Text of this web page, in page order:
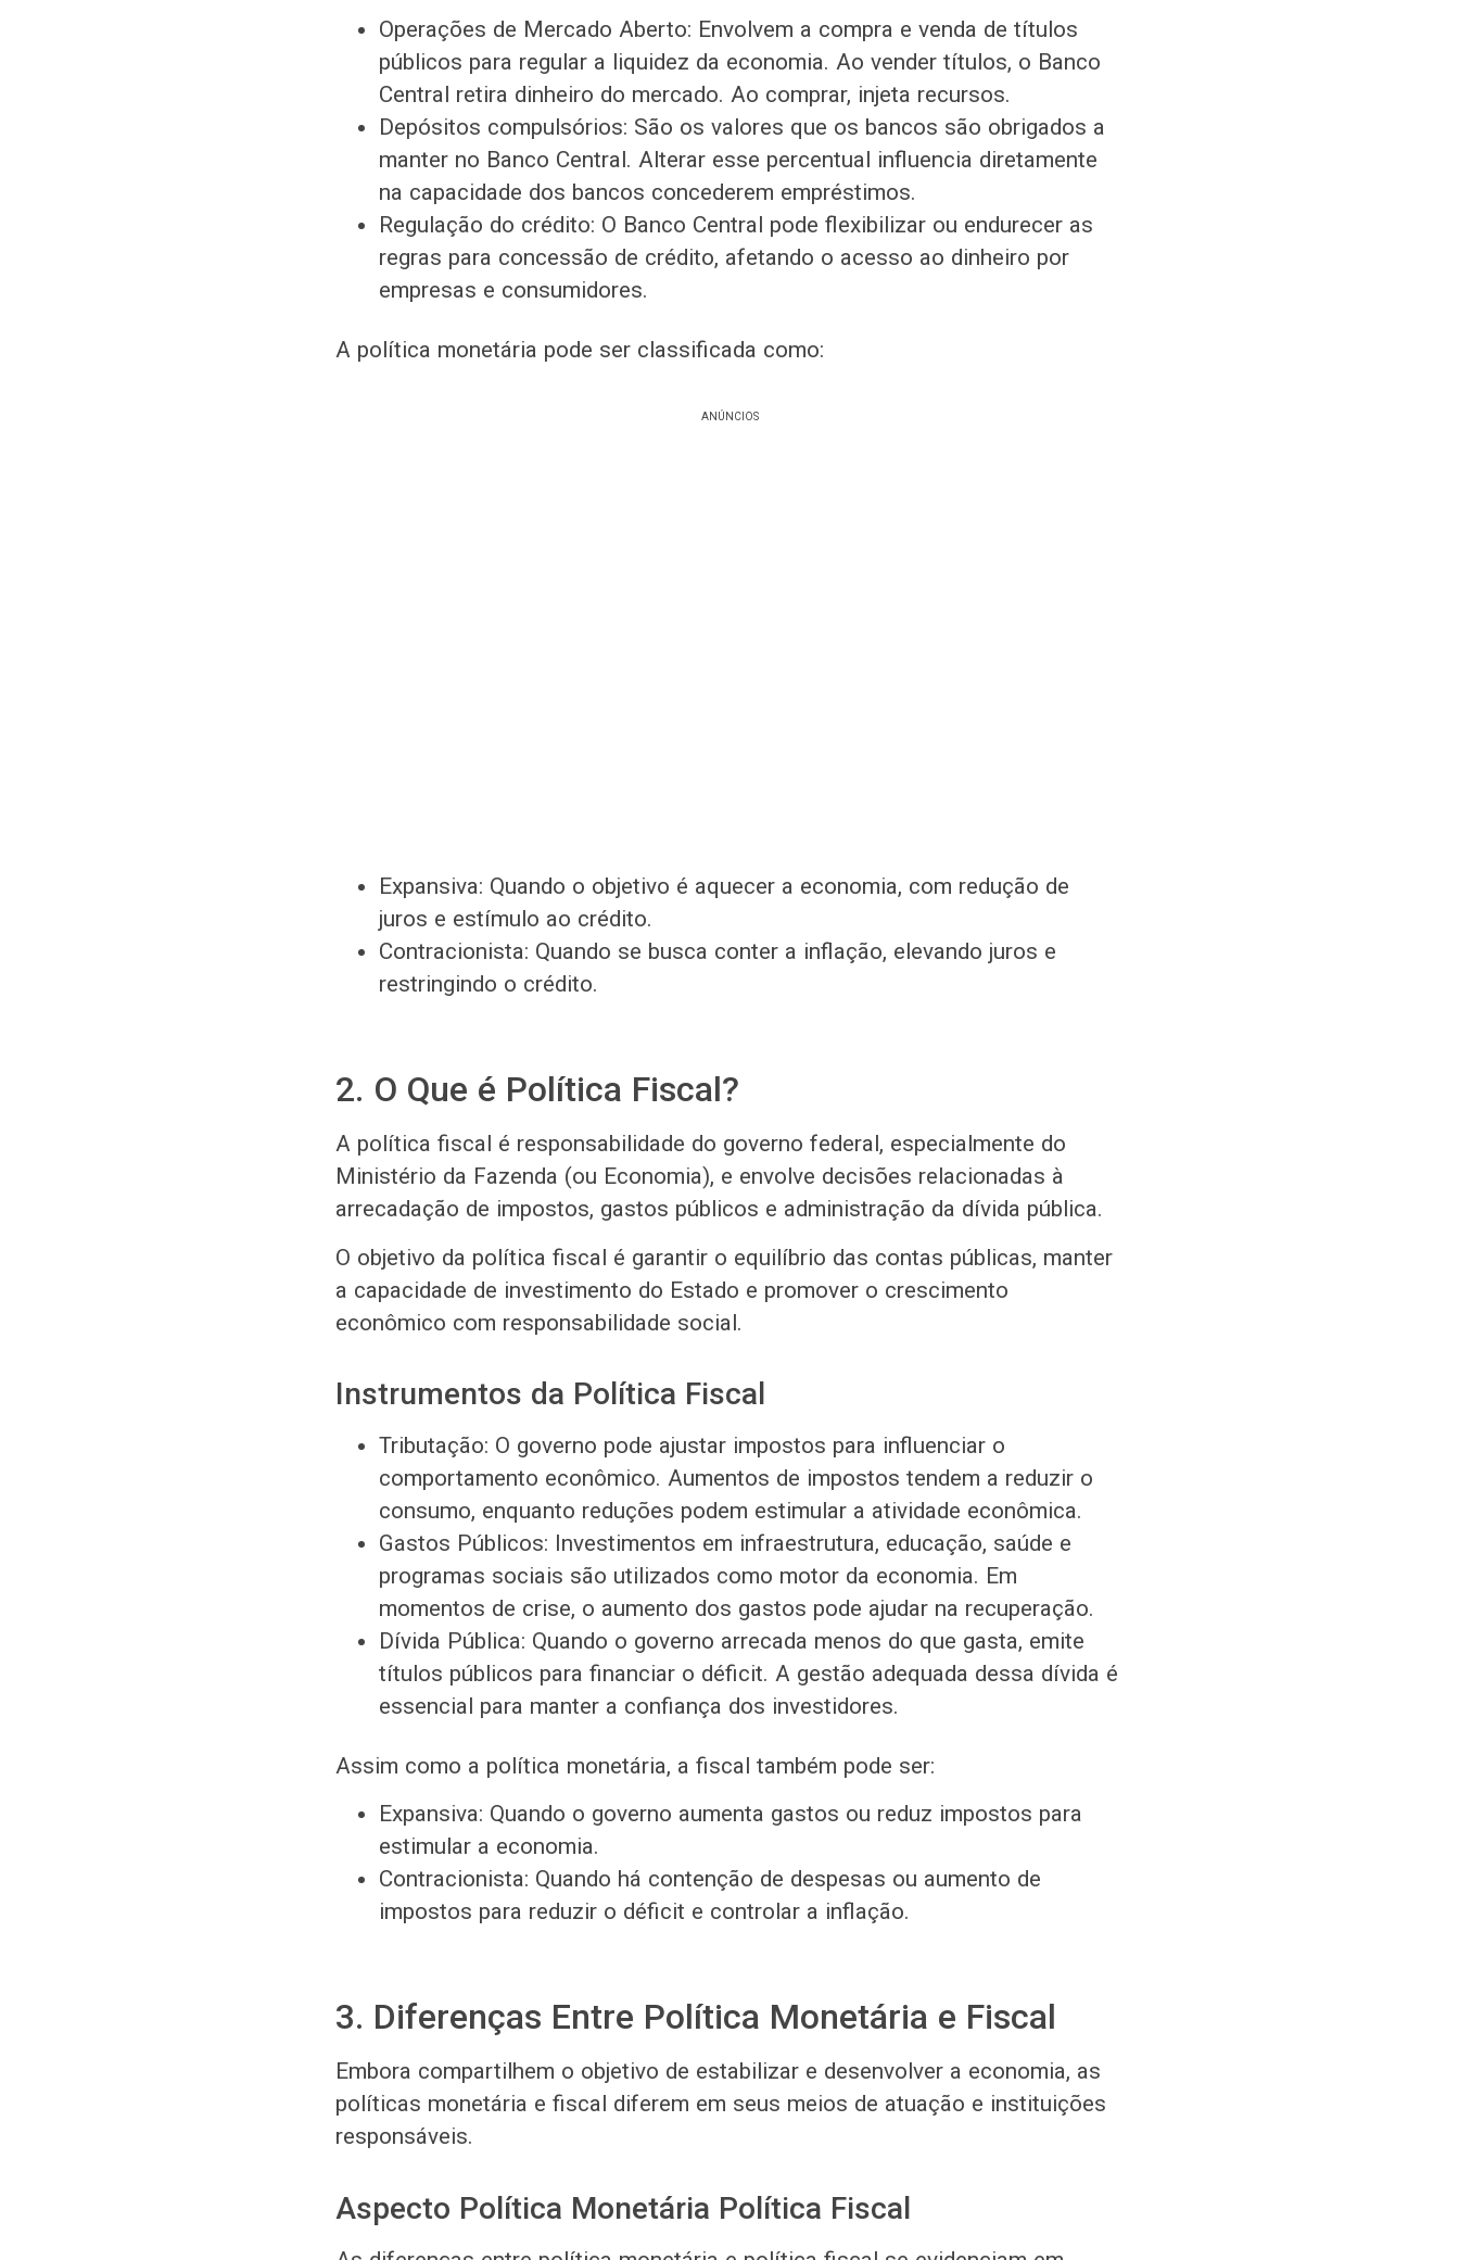
Operações de Mercado Aberto: Envolvem a compra e venda de títulos
públicos para regular a liquidez da economia. Ao vender títulos, o Banco
Central retira dinheiro do mercado. Ao comprar, injeta recursos.
Depósitos compulsórios: São os valores que os bancos são obrigados a
manter no Banco Central. Alterar esse percentual influencia diretamente
na capacidade dos bancos concederem empréstimos.
Regulação do crédito: O Banco Central pode flexibilizar ou endurecer as
regras para concessão de crédito, afetando o acesso ao dinheiro por
empresas e consumidores.
A política monetária pode ser classificada como:
ANÚNCIOS
Expansiva: Quando o objetivo é aquecer a economia, com redução de
juros e estímulo ao crédito.
Contracionista: Quando se busca conter a inflação, elevando juros e
restringindo o crédito.
2. O Que é Política Fiscal?
A política fiscal é responsabilidade do governo federal, especialmente do
Ministério da Fazenda (ou Economia), e envolve decisões relacionadas à
arrecadação de impostos, gastos públicos e administração da dívida pública.
O objetivo da política fiscal é garantir o equilíbrio das contas públicas, manter
a capacidade de investimento do Estado e promover o crescimento
econômico com responsabilidade social.
Instrumentos da Política Fiscal
Tributação: O governo pode ajustar impostos para influenciar o
comportamento econômico. Aumentos de impostos tendem a reduzir o
consumo, enquanto reduções podem estimular a atividade econômica.
Gastos Públicos: Investimentos em infraestrutura, educação, saúde e
programas sociais são utilizados como motor da economia. Em
momentos de crise, o aumento dos gastos pode ajudar na recuperação.
Dívida Pública: Quando o governo arrecada menos do que gasta, emite
títulos públicos para financiar o déficit. A gestão adequada dessa dívida é
essencial para manter a confiança dos investidores.
Assim como a política monetária, a fiscal também pode ser:
Expansiva: Quando o governo aumenta gastos ou reduz impostos para
estimular a economia.
Contracionista: Quando há contenção de despesas ou aumento de
impostos para reduzir o déficit e controlar a inflação.
3. Diferenças Entre Política Monetária e Fiscal
Embora compartilhem o objetivo de estabilizar e desenvolver a economia, as
políticas monetária e fiscal diferem em seus meios de atuação e instituições
responsáveis.
Aspecto Política Monetária Política Fiscal